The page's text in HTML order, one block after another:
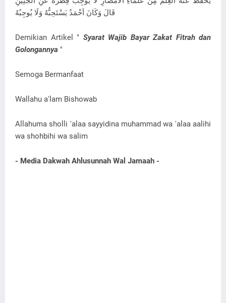
قَالَ وَكَانَ اَحْمَدُ يَسْتَحِبُّهُ وَلَا يُوجِبُهُ
Demikian Artikel " Syarat Wajib Bayar Zakat Fitrah dan
Golongannya "
Semoga Bermanfaat
Wallahu a'lam Bishowab
Allahuma sholli 'alaa sayyidina muhammad wa 'alaa aalihi
wa shohbihi wa salim
- Media Dakwah Ahlusunnah Wal Jamaah -